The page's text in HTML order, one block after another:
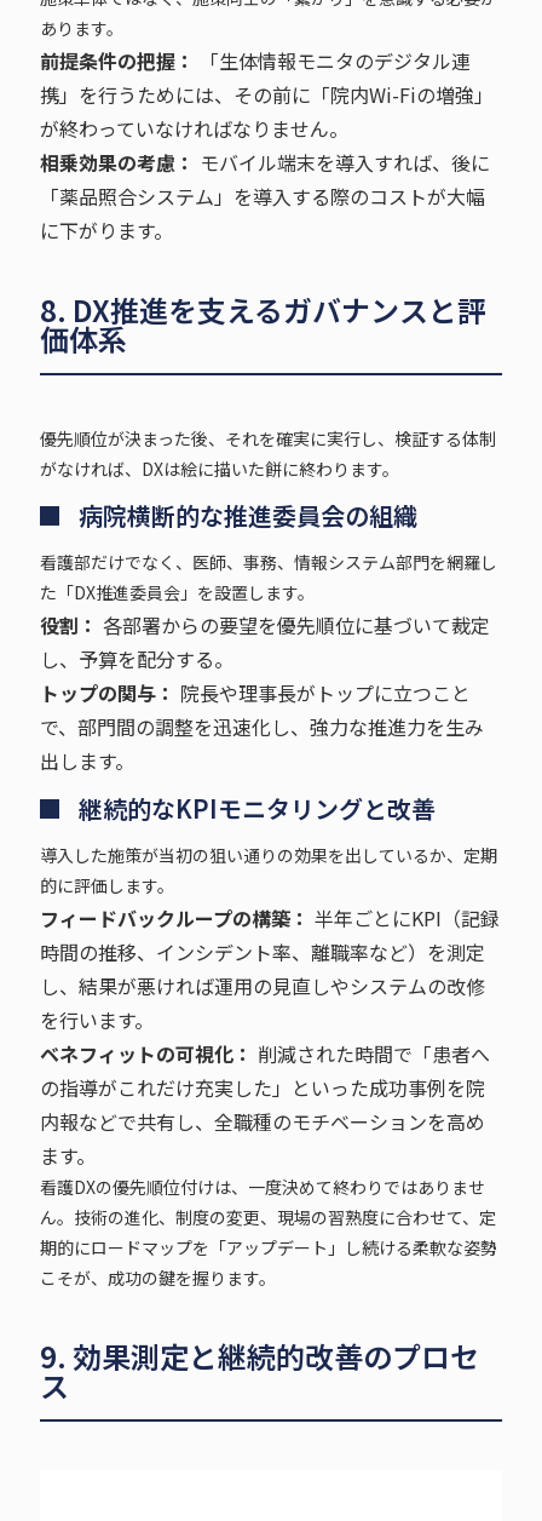
あります。
前提条件の把握：
「生体情報モニタのデジタル連
携」を行うためには、その前に「院内Wi-Fiの増強」
が終わっていなければなりません。
相乗効果の考慮： モバイル端末を導入すれば、後に
「薬品照合システム」を導入する際のコストが大幅
に下がります。
8. DX推進を支えるガバナンスと評
価体系
優先順位が決まった後、それを確実に実行し、検証する体制
がなければ、DXは絵に描いた餅に終わります。
病院横断的な推進委員会の組織
看護部だけでなく、医師、事務、情報システム部門を網羅し
た「DX推進委員会」を設置します。
役割： 各部署からの要望を優先順位に基づいて裁定
し、予算を配分する。
トップの関与： 院長や理事長がトップに立つこと
で、部門間の調整を迅速化し、強力な推進力を生み
出します。
継続的なKPIモニタリングと改善
導入した施策が当初の狙い通りの効果を出しているか、定期
的に評価します。
フィードバックループの構築： 半年ごとにKPI（記録
時間の推移、インシデント率、離職率など）を測定
し、結果が悪ければ運用の見直しやシステムの改修
を行います。
ベネフィットの可視化： 削減された時間で「患者へ
の指導がこれだけ充実した」といった成功事例を院
内報などで共有し、全職種のモチベーションを高め
ます。
看護DXの優先順位付けは、一度決めて終わりではありませ
ん。技術の進化、制度の変更、現場の習熟度に合わせて、定
期的にロードマップを「アップデート」し続ける柔軟な姿勢
こそが、成功の鍵を握ります。
9. 効果測定と継続的改善のプロセ
ス